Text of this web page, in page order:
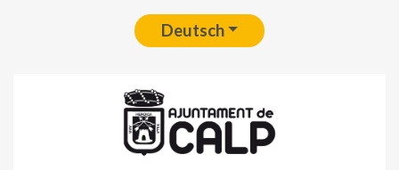
Deutsch